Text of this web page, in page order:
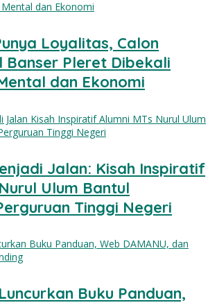
Loyalitas, Calon
Pleret Dibekali
dan Ekonomi
Jalan: Kisah Inspiratif
Ulum Bantul
Tinggi Negeri
Buku Panduan,